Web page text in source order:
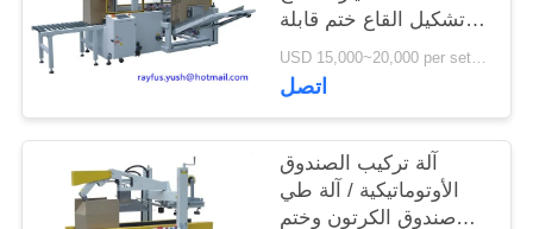
تشكيل القاع ختم قابلة
للطي
USD 15,000~20,000 per set MOQ:1 مجموعة
اتصل
آلة تركيب الصندوق
الأوتوماتيكية / آلة طي
صندوق الكرتون وختم